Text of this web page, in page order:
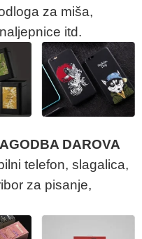
za miša,
itd.
DAROVA
telefon, slagalica,
za pisanje,